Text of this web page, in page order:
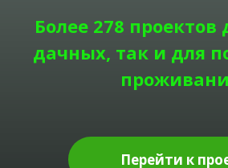
Более 278
дачных, так и для
Перейти к